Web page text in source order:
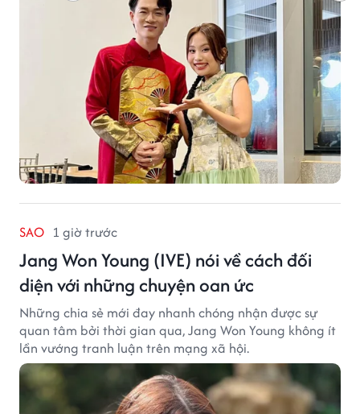
SAO 1 giờ trước
Jang Won Young (IVE) nói về cách đối
diện với những chuyện oan ức
Những chia sẻ mới đay nhanh chóng nhận được sự
quan tâm bởi thời gian qua, Jang Won Young không ít
lần vướng tranh luận trên mạng xã hội.